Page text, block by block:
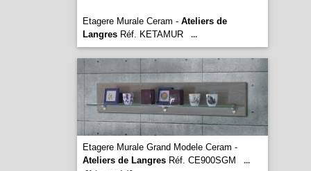
Etagere Murale Ceram - Ateliers de
LangresRéf. KETAMUR ...
Etagere Murale Grand Modele Ceram -
Ateliers de LangresRéf. CE900SGM
...